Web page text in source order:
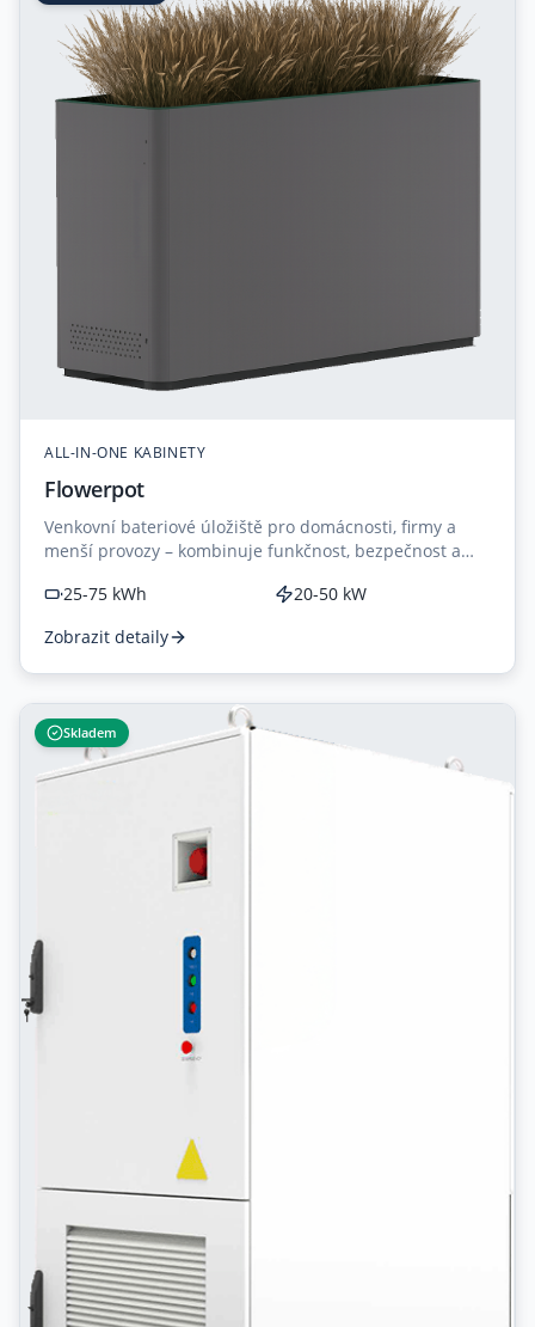
ALL-IN-ONE KABINETY
Flowerpot
Venkovní bateriové úložiště pro domácnosti, firmy a
menší provozy – kombinuje funkčnost, bezpečnost a
25-75 kWh
20-50 kW
Zobrazit detaily
Skladem